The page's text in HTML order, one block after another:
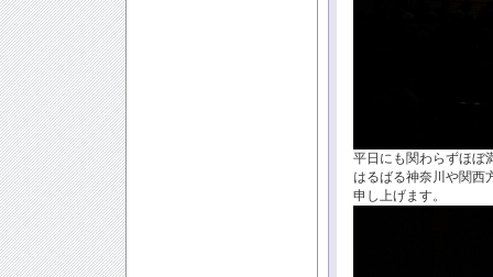
平日にも関わらずほぼ
はるばる神奈川や関西
申し上げます。